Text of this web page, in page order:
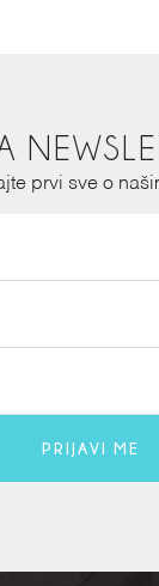
prvi sve o
PRIJAVI ME